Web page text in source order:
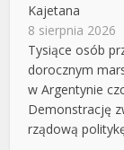
Kajetana
8 sierpnia 2026
Tysiące osób
dorocznym
w Argentynie
Demonstrację
rządową